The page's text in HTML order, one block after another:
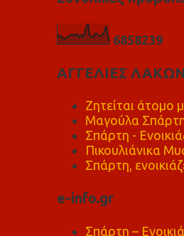
6858239
ΑΓΓΕΛΙΕΣ
Ζητείται άτομο
Μαγούλα
Σπάρτη -
Πικουλιάνικα
Σπάρτη,
e-info.gr
Σπάρτη –